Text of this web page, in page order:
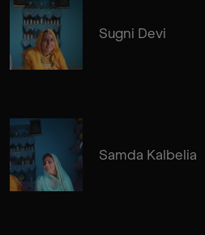
Sugni Devi
Samda Kalbelia